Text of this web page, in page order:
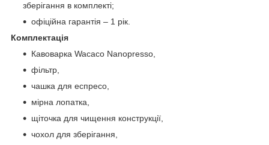
зберігання в комплекті;
офіційна гарантія – 1 рік.
Комплектація
Кавоварка Wacaco Nanopresso,
фільтр,
чашка для еспресо,
мірна лопатка,
щіточка для чищення конструкції,
чохол для зберігання,